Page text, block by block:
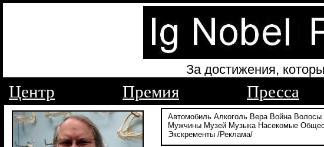
За достижения,
Центр Премия Пресса
Автомобиль Алкоголь Вера Война Волосы
Мужчины Музей Музыка Насекомые
Экскременты /Реклама/